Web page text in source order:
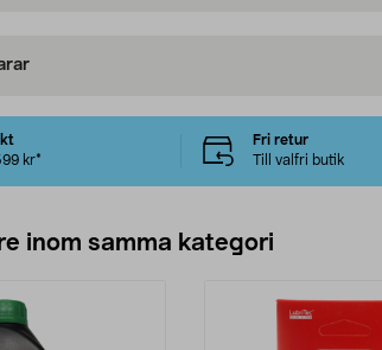
kr*
Fri retur
Till valfri butik
inom samma kategori